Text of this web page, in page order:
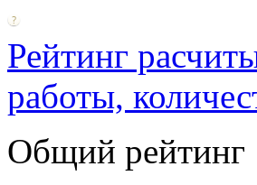
Рейтинг
работы,
Общий рейтинг